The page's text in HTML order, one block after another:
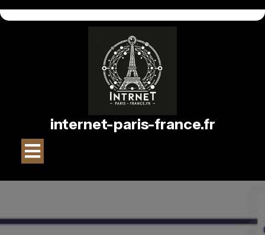
au
internet-paris-france.fr
Ouvrir